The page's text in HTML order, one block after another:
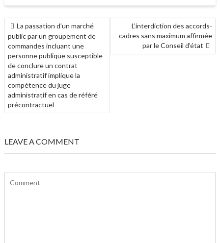
NAVIGATION
DE
L’ARTICLE
La passation d’un marché
public par un groupement de
commandes incluant une
personne publique susceptible
de conclure un contrat
administratif implique la
compétence du juge
administratif en cas de référé
précontractuel
L’interdiction des accords-
cadres sans maximum affirmée
par le Conseil d’état
LEAVE A COMMENT